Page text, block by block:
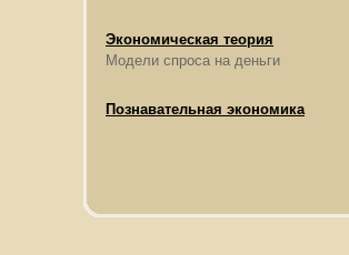
Экономическая теория
Модели спроса на деньги
Познавательная экономика